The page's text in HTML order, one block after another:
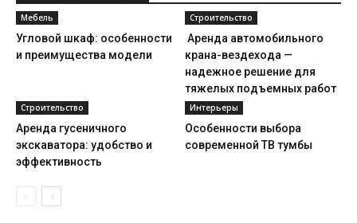
Мебель
Угловой шкаф: особенности
и преимущества модели
Строительство
Аренда автомобильного
крана-вездехода —
надежное решение для
тяжелых подъемных работ
Строительство
Аренда гусеничного
экскаватора: удобство и
эффективность
Интерьеры
Особенности выбора
современной ТВ тумбы